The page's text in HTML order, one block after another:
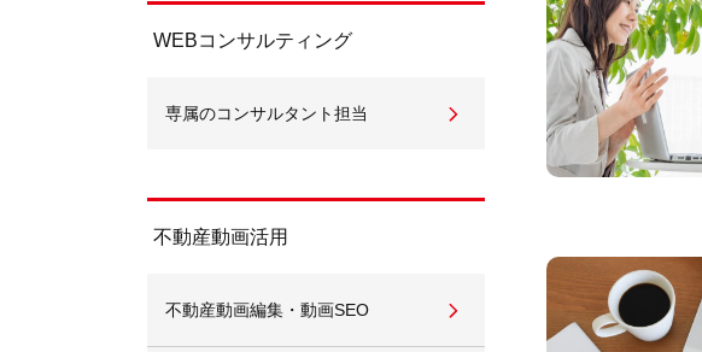
WEBコンサルティング
専属のコンサルタント担当
不動産動画活用
不動産動画編集・動画SEO